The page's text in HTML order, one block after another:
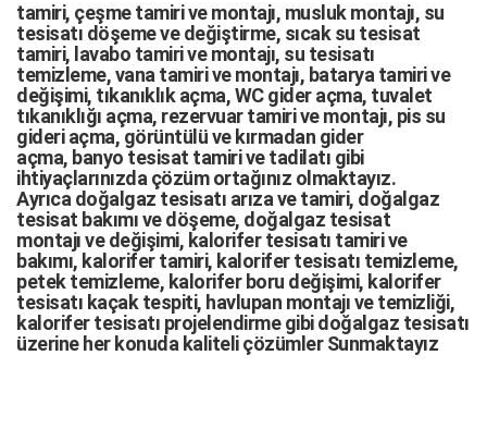
tamiri, çeşme tamirivemontajı, musluk montajı, su
tesisatı döşemeve değiştirme, sıcak su tesisat
tamiri, lavabo tamirivemontajı, su tesisatı
temizleme,vana tamirivemontajı, batarya tamirive
değişimi, tıkanıklık açma,WC gider açma, tuvalet
tıkanıklığı açma, rezervuar tamirive montajı, pis su
gideri açma, görüntülü ve kırmadan gider
açma, banyo tesisat tamirivetadilatı gibi
ihtiyaçlarınızda çözüm ortağınız olmaktayız.
Ayrıca doğalgaz tesisatı arızave tamiri, doğalgaz
tesisat bakımıve döşeme, doğalgaz tesisat
montajıve değişimi, kalorifer tesisatı tamiri ve
bakımı, kalorifer tamiri, kalorifer tesisatı temizleme,
petek temizleme, kalorifer boru değişimi, kalorifer
tesisatı kaçak tespiti, havlupan montajı ve temizliği,
kalorifer tesisatı projelendirme gibi d oğalgaz tesisatı
üzerine her konuda kaliteli çözümler Sunmaktayız